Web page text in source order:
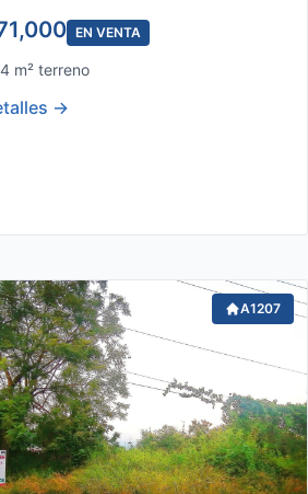
EN VENTA
m² terreno
→
A1207